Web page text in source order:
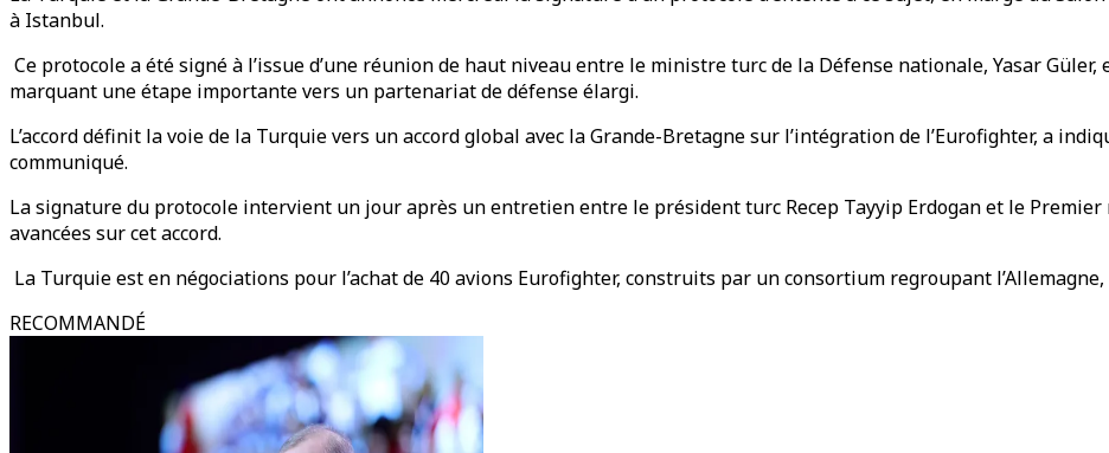
à Istanbul.
Ce protocole a été signé à l’issue d’une réunion de haut niveau entre le ministre turc de la Défense nationale, Yasar
marquant une étape importante vers un partenariat de défense élargi.
L’accord définit la voie de la Turquie vers un accord global avec la Grande-Bretagne sur l’intégration de l’Eurofighter, a
communiqué.
La signature du protocole intervient un jour après un entretien entre le président turc Recep Tayyip Erdogan et le
avancées sur cet accord.
La Turquie est en négociations pour l’achat de 40 avions Eurofighter, construits par un consortium regroupant l’Allemagne,
RECOMMANDÉ